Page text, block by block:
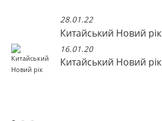
28.01.22
Китайський Новий рік
16.01.20
Китайський Новий рік